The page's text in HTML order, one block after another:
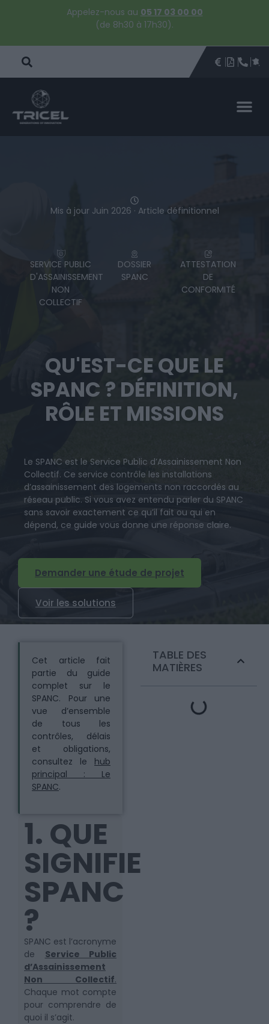
Appelez-nous au 05 17 03 00 00
(de 8h30 à 17h30).
DEVISÊTRE
Mis à jour Juin 2026 · Article définitionnel
SERVICE PUBLIC
D'ASSAINISSEMENT
NON
COLLECTIF
DOSSIER
SPANC
ATTESTATION
DE
CONFORMITÉ
QU'EST-CE QUE LE
SPANC ? DÉFINITION,
RÔLE ET MISSIONS
Le SPANC est le Service Public d’Assainissement Non
Collectif. Ce service contrôle les installations
d’assainissement des logements non raccordés au
réseau public. Si vous avez entendu parler du SPANC
sans savoir exactement ce qu’il fait ou qui en
dépend, ce guide vous donne une réponse claire.
Demander une étude de projet
Voir les solutions
Cet article fait
partie du guide
complet sur le
SPANC. Pour une
vue d’ensemble
de tous les
contrôles, délais
et obligations,
consultez le hub
principal : Le
SPANC.
1. QUE
SIGNIFIE
SPANC
?
SPANC est l’acronyme
de Service Public
d’Assainissement
Non Collectif.
Chaque mot compte
pour comprendre de
quoi il s’agit.
TABLE DES
MATIÈRES